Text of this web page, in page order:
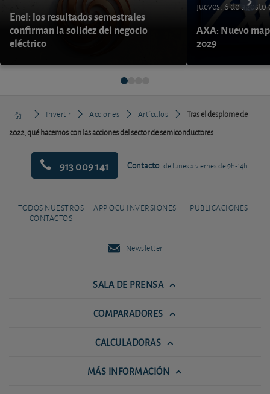
Enel: los resultados semestrales
confirman la solidez del negocio
eléctrico
jueves, 6 de agosto
AXA: Nuevo
2029
Invertir Acciones Artículos
Tras el desplome de
2022, qué hacemos con las acciones del sector de semiconductores
913 009 141 Contacto de lunes a viernes de 9h-14h
TODOS NUESTROS
CONTACTOS
APP OCU INVERSIONES PUBLICACIONES
Newsletter
SALA DE PRENSA
COMPARADORES
CALCULADORAS
MÁS INFORMACIÓN